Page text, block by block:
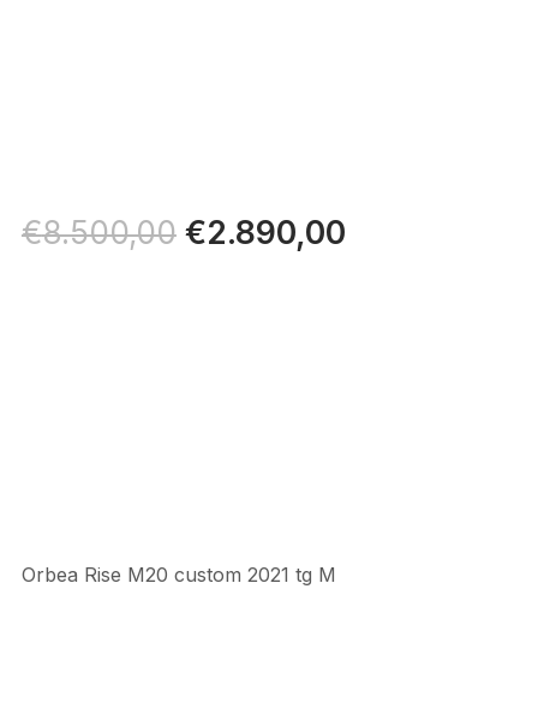
€8.500,00 Il
€2.890,00Il
Orbea Rise M20 custom 2021 tg M